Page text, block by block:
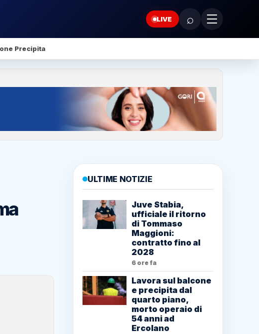
LIVE ⌕
Precipita
ULTIME NOTIZIE
Juve Stabia,
ufficiale il ritorno
di Tommaso
Maggioni:
contratto fino al
2028
6 ore fa
Lavora sul balcone
e precipita dal
quarto piano,
morto operaio di
54 anni ad
Ercolano